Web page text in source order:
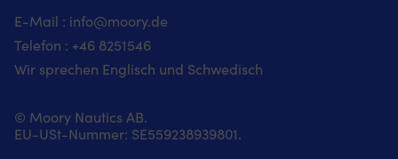
E-Mail : info@moory.de
Telefon : +46 8251546
Wir sprechen Englisch und Schwedisch
© Moory Nautics AB.
EU-USt-Nummer: SE559238939801.